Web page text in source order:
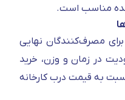
مناسب است.
مصرف‌کنندگان نهایی
در زمان و وزن، خرید
به قیمت درب کارخانه